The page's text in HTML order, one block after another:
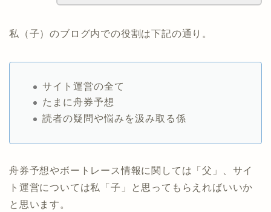
私（子）のブログ内での役割は下記の通り。
サイト運営の全て
たまに舟券予想
読者の疑問や悩みを汲み取る係
舟券予想やボートレース情報に関しては「父」、サイ
ト運営については私「子」と思ってもらえればいいか
と思います。